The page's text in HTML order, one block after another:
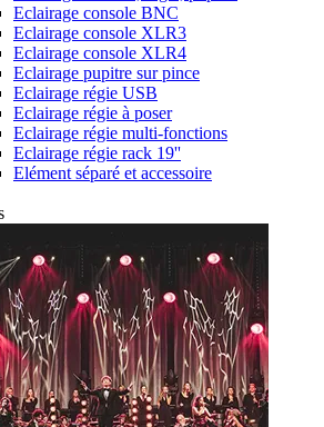
Eclairage console BNC
Eclairage console XLR3
Eclairage console XLR4
Eclairage pupitre sur pince
Eclairage régie USB
Eclairage régie à poser
Eclairage régie multi-fonctions
Eclairage régie rack 19''
Elément séparé et accessoire